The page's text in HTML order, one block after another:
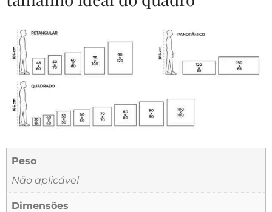
Peso
Não aplicável
Dimensões